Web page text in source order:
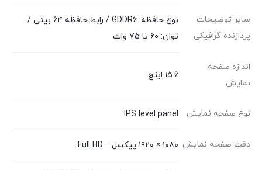
سایر توضیحات
پردازنده گرافیکی
نوع حافظه: GDDR۶ / رابط حافظه ۶۴ بیتی /
توان: ۶۰ تا ۷۵ وات
اندازه صفحه
نمایش
۱۵.۶ اینچ
نوع صفحه نمایش IPS level panel
دقت صفحه نمایش ۱۰۸۰ × ۱۹۲۰ پیکسل – Full HD